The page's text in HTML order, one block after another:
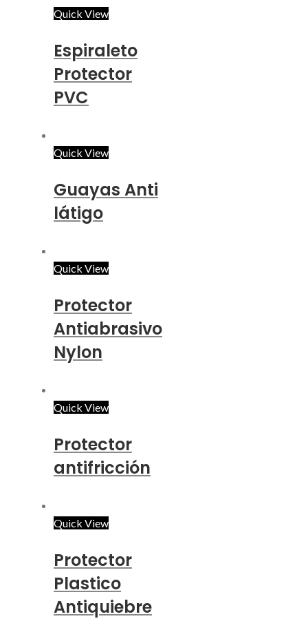
Quick View
Espiraleto
Protector
PVC
Quick View
Guayas Anti
látigo
Quick View
Protector
Antiabrasivo
Nylon
Quick View
Protector
antifricción
Quick View
Protector
Plastico
Antiquiebre